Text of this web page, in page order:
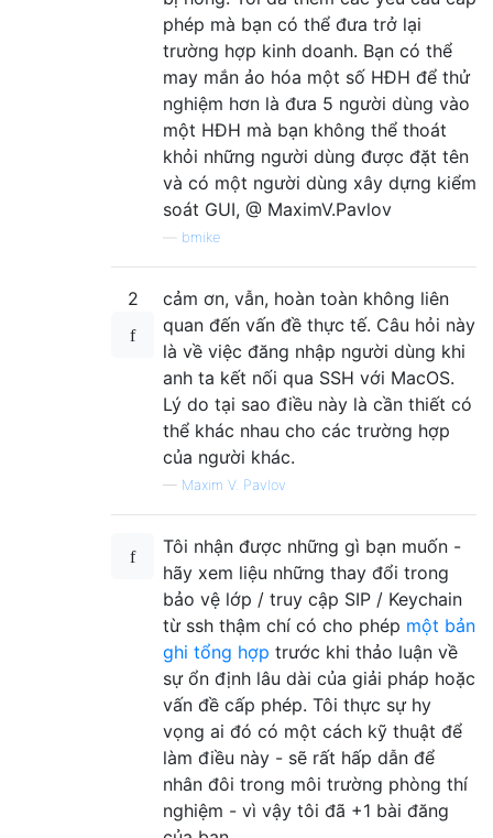
phép mà bạn có thể đưa trở lại
trường hợp kinh doanh. Bạn có thể
may mắn ảo hóa một số HĐH để thử
nghiệm hơn là đưa 5 người dùng vào
một HĐH mà bạn không thể thoát
khỏi những người dùng được đặt tên
và có một người dùng xây dựng kiểm
soát GUI, @ MaximV.Pavlov
bmike
2
cảm ơn, vẫn, hoàn toàn không liên
quan đến vấn đề thực tế. Câu hỏi này
là về việc đăng nhập người dùng khi
anh ta kết nối qua SSH với MacOS.
Lý do tại sao điều này là cần thiết có
thể khác nhau cho các trường hợp
của người khác.
— Maxim V. Pavlov
Tôi nhận được những gì bạn muốn -
hãy xem liệu những thay đổi trong
bảo vệ lớp / truy cập SIP / Keychain
từ ssh thậm chí có cho phép một bản
ghi tổng hợp trước khi thảo luận về
sự ổn định lâu dài của giải pháp hoặc
vấn đề cấp phép. Tôi thực sự hy
vọng ai đó có một cách kỹ thuật để
làm điều này - sẽ rất hấp dẫn để
nhân đôi trong môi trường phòng thí
nghiệm - vì vậy tôi đã +1 bài đăng